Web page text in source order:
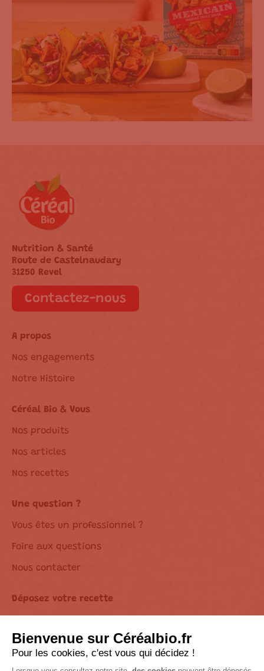
Nutrition & Santé
Route de Castelnaudary
31250 Revel
Contactez-nous
A propos
Nos engagements
Notre Histoire
Céréal Bio & Vous
Nos produits
Nos articles
Nos recettes
Une question ?
Vous êtes un professionnel ?
Foire aux questions
Nous contacter
Déposez votre recette